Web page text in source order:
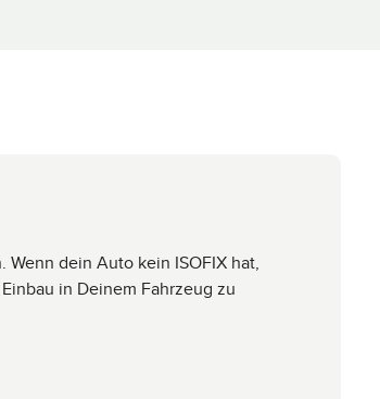
dein Auto kein ISOFIX hat,
in Deinem Fahrzeug zu